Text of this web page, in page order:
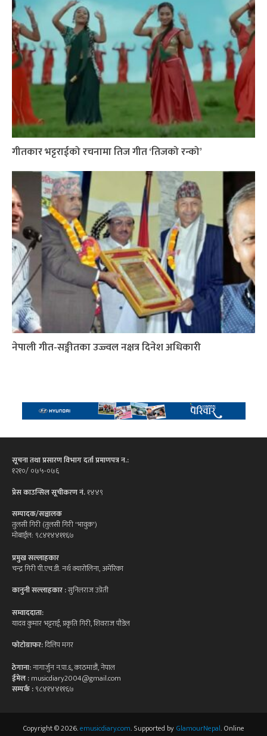
गीतकार भट्टराईको रचनामा तिज गीत ‘तिजको रन्को’
नेपाली गीत-सङ्गीतका उज्ज्वल नक्षत्र दिनेश अधिकारी
सूचना तथा प्रसारण विभाग दर्ता प्रमाणपत्र न.:
१२१०/ ०७५-०७६
प्रेस काउन्सिल सूचीकरण नं.१४४९
सम्पादक/सञ्चालक
तुलसी गिरी (तुलसी गिरी 'भावुक')
मोबाईल: ९८४१४४११६७
प्रमुख सल्लाहकार
चन्द्र गिरी पी.एच.डी. नर्थ क्यारोलिना, अमेरिका
कानुनी सल्लाहकार :सुनिलराज उप्रेती
सम्वाददाता:
यादव कुमार भट्टराई, प्रकृति गिरी, शिवराज पौडेल
फोटोग्राफर:दिलिप मगर
ठेगाना:नागार्जुन न.पा.६, काठमाडौं, नेपाल
ईमेल :musicdiary2004@gmail.com
सम्पर्क :९८४१४४११६७
Copyright © 2026.emusicdiary.com. Supported byGlamourNepal. Online